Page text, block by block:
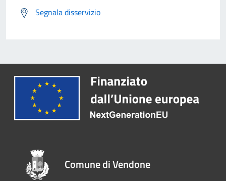
Segnala disservizio
Comune di Vendone